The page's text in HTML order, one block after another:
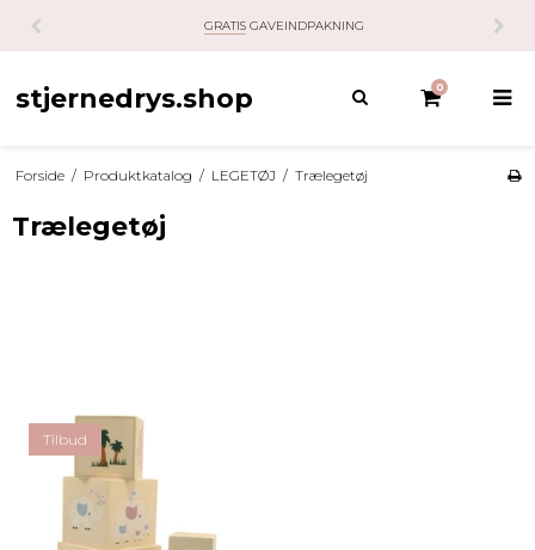
GRATISGAVEINDPAKNING
stjernedrys.shop 0
Forside / Produktkatalog / LEGETØJ / Trælegetøj
Trælegetøj
Tilbud